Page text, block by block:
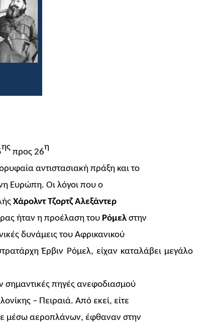
ης προς 26η
αντιστασιακή πράξη και το
Ευρώπη. Οι λόγοι που ο
Χάρολντ Τζορτζ Αλεξάντερ
ήταν η προέλαση του Ρόμελστην
δυνάμεις του Αφρικανικού
Έρβιν Ρόμελ, είχαν καταλάβει μεγάλο
σημαντικές πηγές ανεφοδιασμού
– Πειραιά. Από εκεί, είτε
μέσω αεροπλάνων, έφθαναν στην